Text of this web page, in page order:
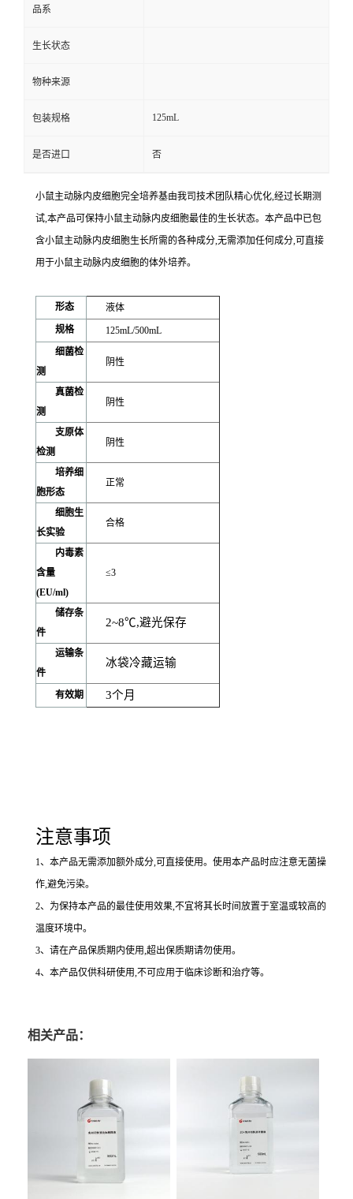
品系
生长状态
物种来源
包装规格 125mL
是否进口 否
小鼠主动脉内皮细胞完全培养基由我司技术团队精心优化,经过长期测
试,本产品可保持小鼠主动脉内皮细胞最佳的生长状态。本产品中已包
含小鼠主动脉内皮细胞生长所需的各种成分,无需添加任何成分,可直接
用于小鼠主动脉内皮细胞的体外培养。
形态
液体
规格
125mL/500mL
细菌检
测
阴性
真菌检
测
阴性
支原体
检测
阴性
培养细
胞形态
正常
细胞生
长实验
合格
内毒素
含量
(EU/ml)
≤3
储存条
件
2~8℃,避光保存
运输条
件
冰袋冷藏运输
有效期 3个月
注意事项
1、本产品无需添加额外成分,可直接使用。使用本产品时应注意无菌操
作,避免污染。
2、为保持本产品的最佳使用效果,不宜将其长时间放置于室温或较高的
温度环境中。
3、请在产品保质期内使用,超出保质期请勿使用。
4、本产品仅供科研使用,不可应用于临床诊断和治疗等。
相关产品：